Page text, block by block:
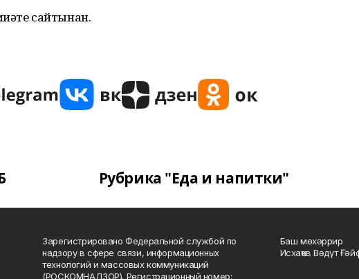
сайтынан.
Рубрика "Еда и напитки"
Зарегистрировано Федеральной службой по
надзору в сфере связи, информационных
технологий и массовых коммуникаций
(РОСКОМНАДЗОР). Регистрационный номер:
Баш мөхәррир
Исхаҡов Вәдүт